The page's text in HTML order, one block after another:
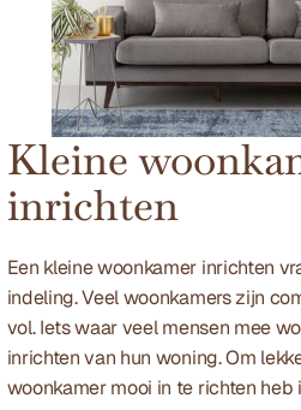
Kleine
inrichten
Een kleine woonkamer inrichten
indeling. Veel woonkamers zijn
vol. Iets waar veel mensen mee
inrichten van hun woning. Om
woonkamer mooi in te richten